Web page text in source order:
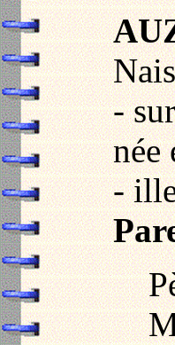
-
née
-